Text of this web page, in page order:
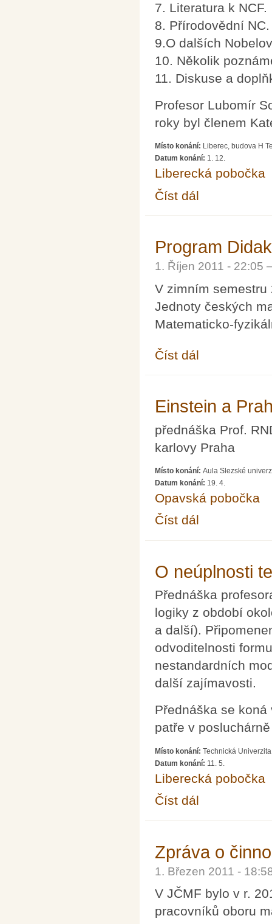
7. Literatura k NCF.
8. Přírodovědní NC.
9.O dalších
10. Několik
11. Diskuse a
Profesor Lubomír
roky byl členem
Místo konání: Liberec, budova H
Datum konání: 1. 12.
Liberecká pobočka
Číst dál
Program
1. Říjen 2011 -
V zimním semestru
Jednoty českých
Matematicko-
Číst dál
Einstein a
přednáška Prof.
karlovy Praha
Místo konání: Aula Slezské
Datum konání: 19. 4.
Opavská pobočka
Číst dál
O neúplnosti
Přednáška
logiky z období
a další).
odvoditelnosti
nestandardních
další zajímavosti.
Přednáška se
patře v
Místo konání: Technická
Datum konání: 11. 5.
Liberecká pobočka
Číst dál
Zpráva o
1. Březen 2011 -
V JČMF bylo v r.
pracovníků oboru